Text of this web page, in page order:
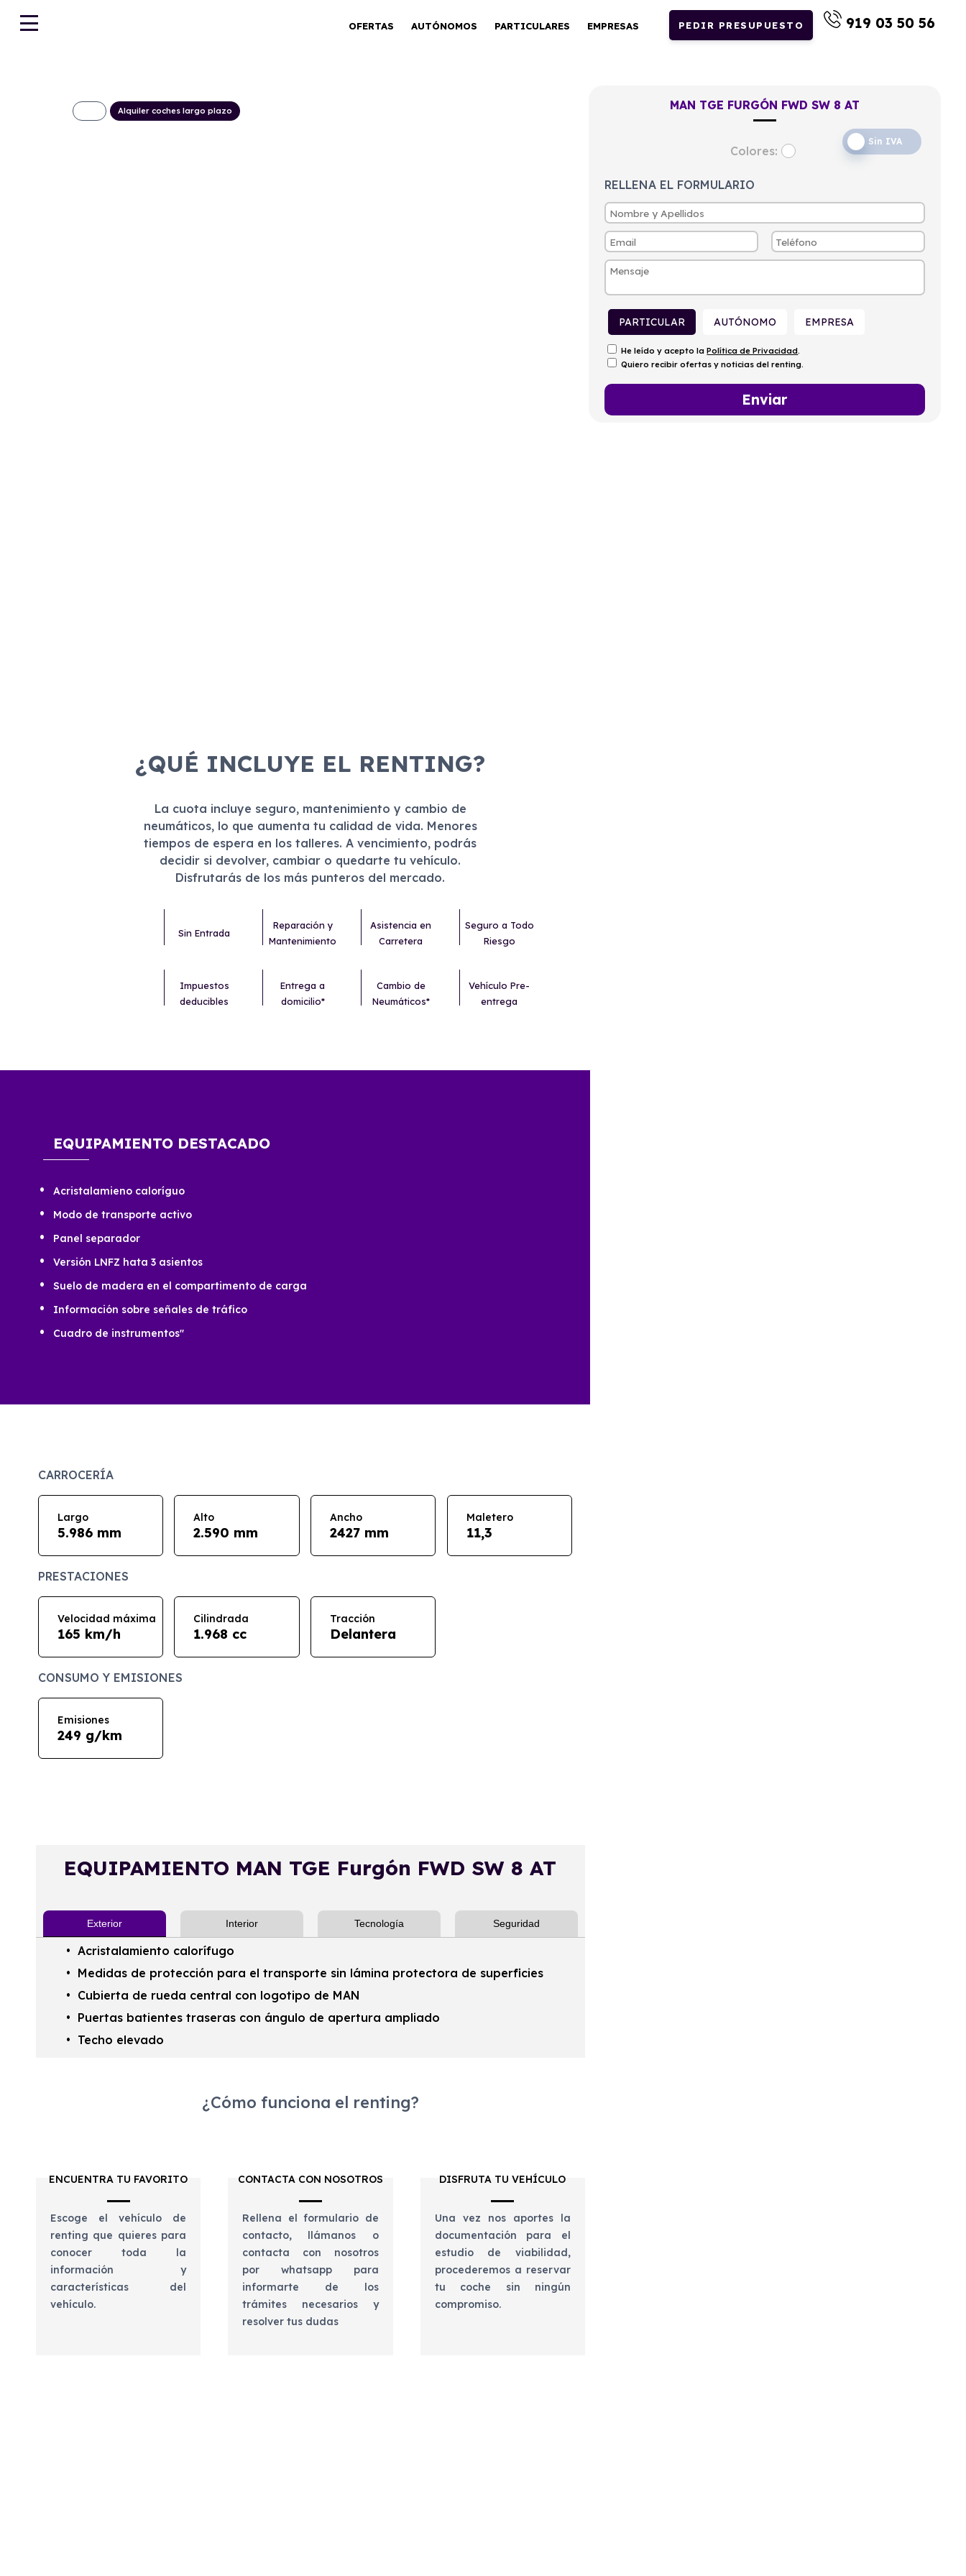
OFERTAS AUTÓNOMOS PARTICULARES EMPRESAS PEDIR PRESUPUESTO 919 03 50 56
Alquiler coches largo plazo
Consumo
9l/100km
¿QUÉ INCLUYE EL RENTING?
La cuota incluye seguro, mantenimiento y cambio de
neumáticos, lo que aumenta tu calidad de vida. Menores
tiempos de espera en los talleres. A vencimiento, podrás
decidir si devolver, cambiar o quedarte tu vehículo.
Disfrutarás de los más punteros del mercado.
Sin Entrada
Reparación y
Mantenimiento
Asistencia en
Carretera
Seguro a Todo
Riesgo
Impuestos
deducibles
Entrega a
domicilio*
Cambio de
Neumáticos*
Vehículo Pre-
entrega
EQUIPAMIENTO DESTACADO
Acristalamieno caloríguo
Modo de transporte activo
Panel separador
Versión LNFZ hata 3 asientos
Suelo de madera en el compartimento de carga
Información sobre señales de tráfico
Cuadro de instrumentos"
CARROCERÍA
Largo
5.986 mm
Alto
2.590 mm
Ancho
2427 mm
Maletero
11,3
PRESTACIONES
Velocidad máxima
165 km/h
Cilindrada
1.968 cc
Tracción
Delantera
CONSUMO Y EMISIONES
Emisiones
249 g/km
EQUIPAMIENTO MAN TGE Furgón FWD SW 8 AT
Exterior Interior Tecnología Seguridad
Acristalamiento calorífugo
Medidas de protección para el transporte sin lámina protectora de superficies
Cubierta de rueda central con logotipo de MAN
Puertas batientes traseras con ángulo de apertura ampliado
Techo elevado
¿Cómo funciona el renting?
ENCUENTRA TU FAVORITO
Escoge el vehículo de
renting que quieres para
conocer toda la
información y
características del
vehículo.
CONTACTA CON NOSOTROS
Rellena el formulario de
contacto, llámanos o
contacta con nosotros
por whatsapp para
informarte de los
trámites necesarios y
resolver tus dudas
DISFRUTA TU VEHÍCULO
Una vez nos aportes la
documentación para el
estudio de viabilidad,
procederemos a reservar
tu coche sin ningún
compromiso.
MAN TGE FURGÓN FWD SW 8 AT
Sin IVA
Colores:
RELLENA EL FORMULARIO
PARTICULAR AUTÓNOMO EMPRESA
He leído y acepto laPolítica de Privacidad.
Quiero recibir ofertas y noticias del renting.